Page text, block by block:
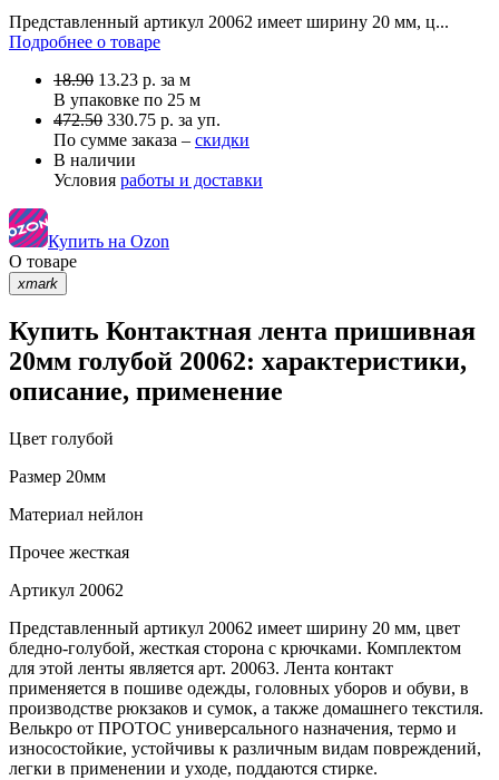
Представленный артикул 20062 имеет ширину 20 мм, ц...
Подробнее о товаре
18.90 13.23 р. за м
В упаковке по 25 м
472.50 330.75 р. за уп.
По сумме заказа – скидки
В наличии
Условия работы и доставки
Купить на Ozon
О товаре
xmark
Купить Контактная лента пришивная
20мм голубой 20062: характеристики,
описание, применение
Цвет голубой
Размер 20мм
Материал нейлон
Прочее жесткая
Артикул 20062
Представленный артикул 20062 имеет ширину 20 мм, цвет
бледно-голубой, жесткая сторона с крючками. Комплектом
для этой ленты является арт. 20063. Лента контакт
применяется в пошиве одежды, головных уборов и обуви, в
производстве рюкзаков и сумок, а также домашнего текстиля.
Велькро от ПРОТОС универсального назначения, термо и
износостойкие, устойчивы к различным видам повреждений,
легки в применении и уходе, поддаются стирке.